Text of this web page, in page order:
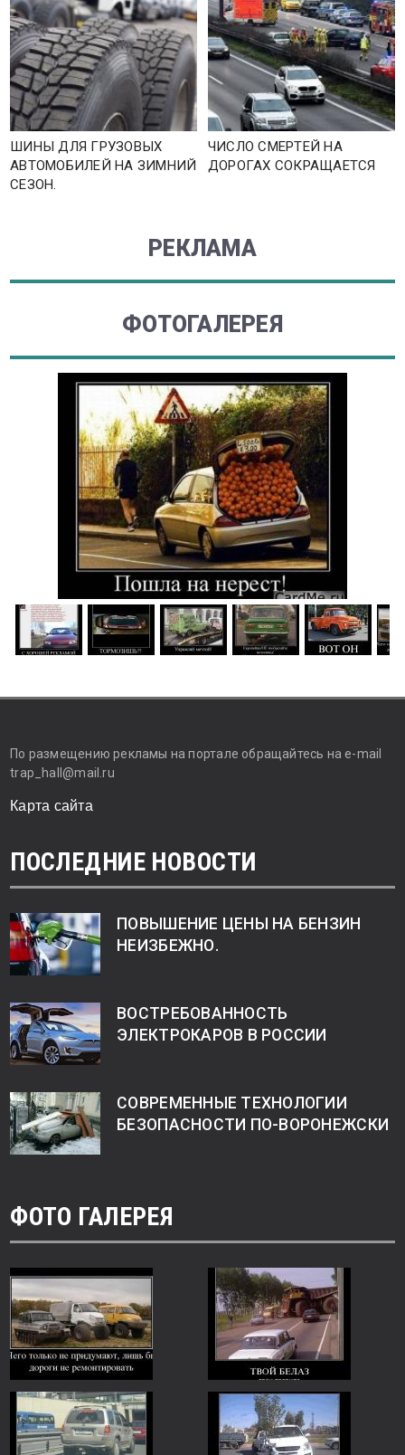
ШИНЫ ДЛЯ ГРУЗОВЫХ
АВТОМОБИЛЕЙ НА ЗИМНИЙ
СЕЗОН.
ЧИСЛО СМЕРТЕЙ НА
ДОРОГАХ СОКРАЩАЕТСЯ
РЕКЛАМА
ФОТОГАЛЕРЕЯ
По размещению рекламы на портале обращайтесь на e-mail
trap_hall@mail.ru
Карта сайта
ПОСЛЕДНИЕ НОВОСТИ
ПОВЫШЕНИЕ ЦЕНЫ НА БЕНЗИН
НЕИЗБЕЖНО.
ВОСТРЕБОВАННОСТЬ
ЭЛЕКТРОКАРОВ В РОССИИ
СОВРЕМЕННЫЕ ТЕХНОЛОГИИ
БЕЗОПАСНОСТИ ПО-ВОРОНЕЖСКИ
ФОТО ГАЛЕРЕЯ